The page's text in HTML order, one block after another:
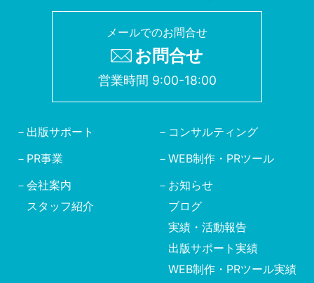
メールでのお問合せ
お問合せ
営業時間 9:00-18:00
出版サポート
コンサルティング
PR事業
WEB制作・PRツール
会社案内
スタッフ紹介
お知らせ
ブログ
実績・活動報告
出版サポート実績
WEB制作・PRツール実績